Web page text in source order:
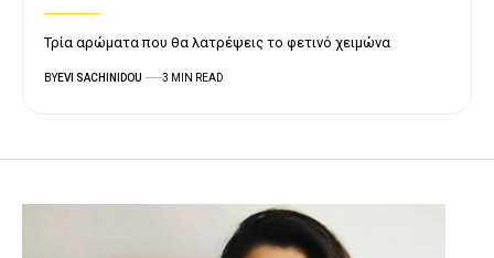
Τρία αρώματα που θα λατρέψεις το φετινό χειμώνα
BYEVI SACHINIDOU 3 MIN READ